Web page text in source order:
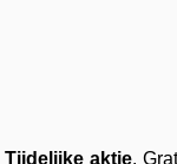
Tijdelijke aktie.